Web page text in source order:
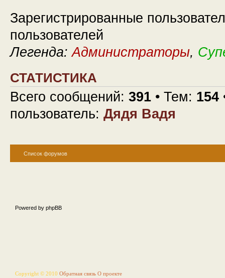
Зарегистрированные
пользователей
Легенда:Администраторы,
СТАТИСТИКА
Всего сообщений: 391 • Тем: 154
пользователь: Дядя Вадя
Список форумов
Powered by phpBB
Copyright © 2010 Обратная связь О проекте